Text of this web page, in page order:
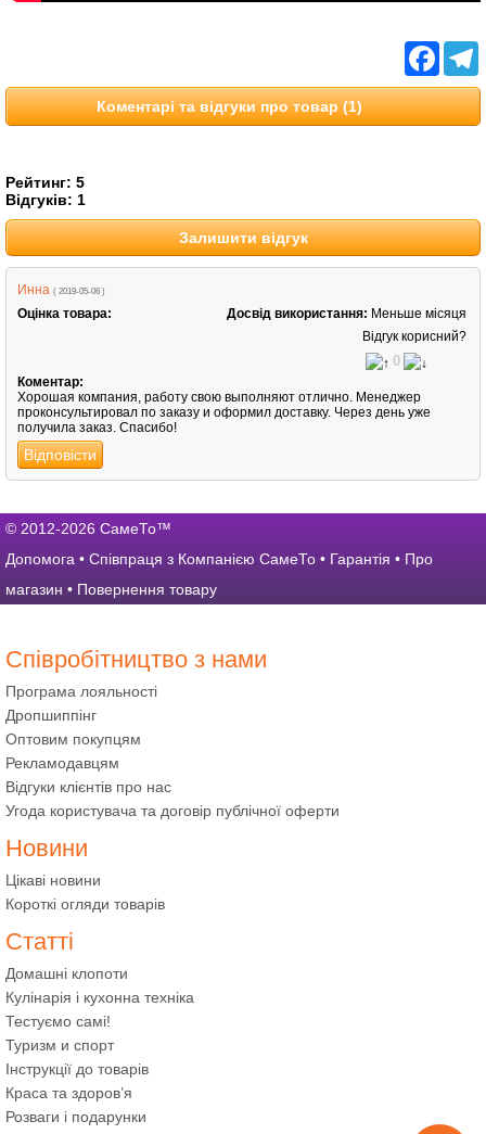
Коментарі та відгуки про товар (1)
Рейтинг: 5
Відгуків: 1
Залишити відгук
Инна ( 2019-05-06 )
Оцінка товара: Досвід використання: Меньше місяця
Відгук корисний?
0
Коментар:
Хорошая компания, работу свою выполняют отлично. Менеджер
проконсультировал по заказу и оформил доставку. Через день уже
получила заказ. Спасибо!
Відповісти
© 2012-2026 СамеТо™
Допомога • Співпраця з Компанією СамеТо • Гарантія • Про
магазин • Повернення товару
Співробітництво з нами
Програма лояльності
Дропшиппінг
Оптовим покупцям
Рекламодавцям
Відгуки клієнтів про нас
Угода користувача та договір публічної оферти
Новини
Цікаві новини
Короткі огляди товарів
Статті
Домашні клопоти
Кулінарія і кухонна техніка
Тестуємо самі!
Туризм и спорт
Інструкції до товарів
Краса та здоров’я
Розваги і подарунки